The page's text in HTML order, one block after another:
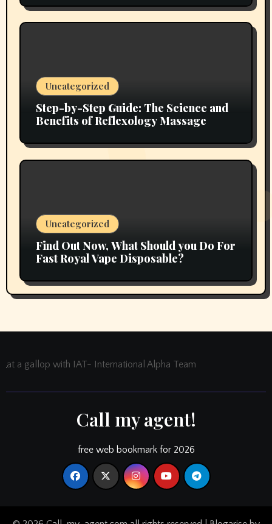
Uncategorized
Step-by-Step Guide: The Science and
Benefits of Reflexology Massage
Uncategorized
Find Out Now, What Should you Do For
Fast Royal Vape Disposable?
at a gallop with IAT- International Alpha Team
Call my agent!
free web bookmark for 2026